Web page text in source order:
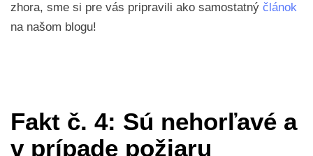
zhora, sme si pre vás pripravili ako samostatný článok
na našom blogu!
Fakt č. 4: Sú nehorľavé a
v prípade požiaru